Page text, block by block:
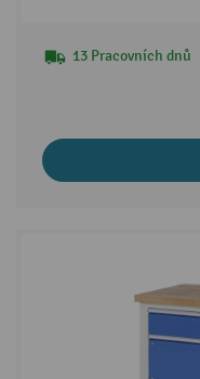
13 Pracovních dnů